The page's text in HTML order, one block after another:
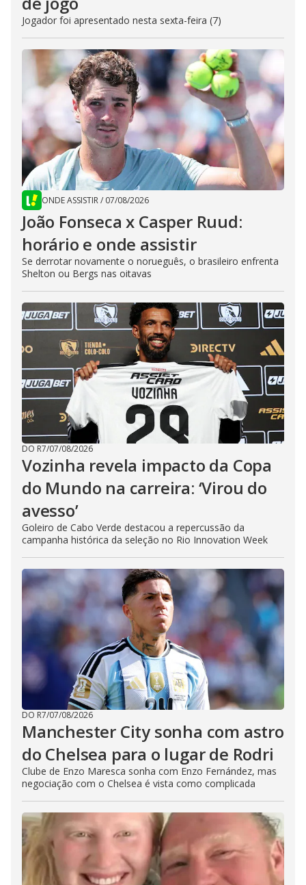
Jogador foi apresentado nesta sexta-feira (7)
ONDE ASSISTIR/ 07/08/2026
João Fonseca x Casper Ruud:
horário e onde assistir
Se derrotar novamente o norueguês, o brasileiro enfrenta
Shelton ou Bergs nas oitavas
DO R7/07/08/2026
Vozinha revela impacto da Copa
do Mundo na carreira: ‘Virou do
avesso’
Goleiro de Cabo Verde destacou a repercussão da
campanha histórica da seleção no Rio Innovation Week
DO R7/07/08/2026
Manchester City sonha com astro
do Chelsea para o lugar de Rodri
Clube de Enzo Maresca sonha com Enzo Fernández, mas
negociação com o Chelsea é vista como complicada